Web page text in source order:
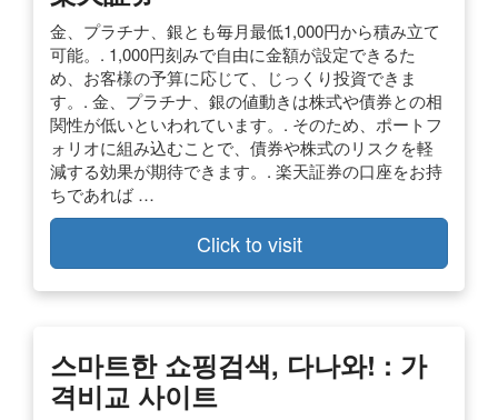
金、プラチナ、銀とも毎月最低1,000円から積み立て
可能。. 1,000円刻みで自由に金額が設定できるた
め、お客様の予算に応じて、じっくり投資できま
す。. 金、プラチナ、銀の値動きは株式や債券との相
関性が低いといわれています。. そのため、ポートフ
ォリオに組み込むことで、債券や株式のリスクを軽
減する効果が期待できます。. 楽天証券の口座をお持
ちであれば …
Click to visit
스마트한 쇼핑검색, 다나와! : 가
격비교 사이트